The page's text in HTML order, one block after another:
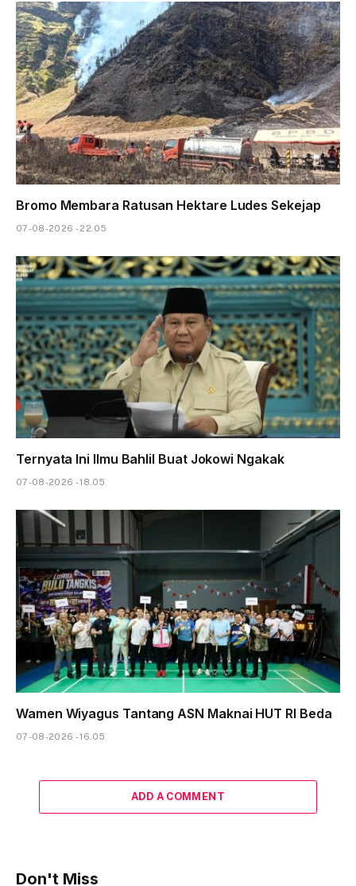
Bromo Membara Ratusan Hektare Ludes Sekejap
07-08-2026 - 22.05
Ternyata Ini Ilmu Bahlil Buat Jokowi Ngakak
07-08-2026 - 18.05
Wamen Wiyagus Tantang ASN Maknai HUT RI Beda
07-08-2026 - 16.05
ADD A COMMENT
Don't Miss